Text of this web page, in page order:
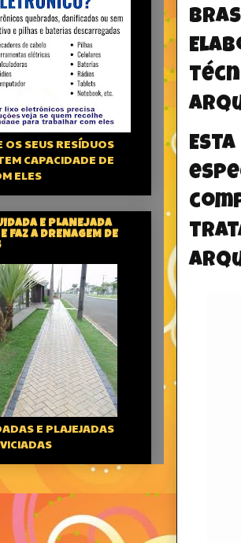
OS SEUS RESÍDUOS
CAPACIDADE DE
ELES
E PLANEJADA
FAZ A DRENAGEM DE
E PLAJEJADAS